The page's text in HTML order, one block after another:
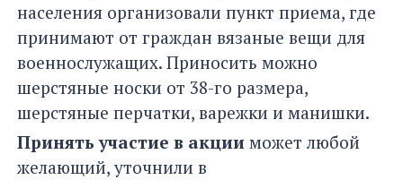
населения организовали пункт приема, где
принимают от граждан вязаные вещи для
военнослужащих. Приносить можно
шерстяные носки от 38-го размера,
шерстяные перчатки, варежки и манишки.
Принять участие в акции может любой
желающий, уточнили в